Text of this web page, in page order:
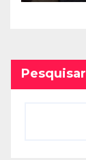
Pesquisar